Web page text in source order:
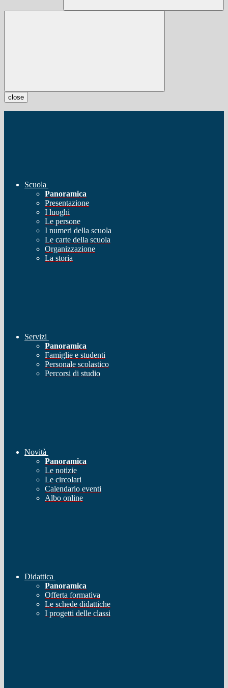
close
Scuola
Panoramica
Presentazione
I luoghi
Le persone
I numeri della scuola
Le carte della scuola
Organizzazione
La storia
Servizi
Panoramica
Famiglie e studenti
Personale scolastico
Percorsi di studio
Novità
Panoramica
Le notizie
Le circolari
Calendario eventi
Albo online
Didattica
Panoramica
Offerta formativa
Le schede didattiche
I progetti delle classi